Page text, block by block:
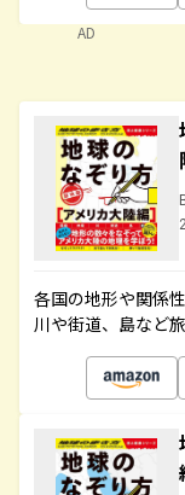
AD
各国の地形や関係
川や街道、島など